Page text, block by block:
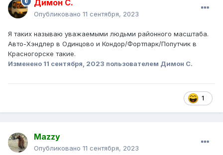
Димон С.
Опубликовано 11 сентября, 2023
Я таких называю уважаемыми людьми районного масштаба.
Авто-Хэндлер в Одинцово и Кондор/Фортпарк/Попутчик в
Красногорске такие.
Изменено 11 сентября, 2023 пользователем Димон С.
1
Mazzy
Опубликовано 11 сентября, 2023